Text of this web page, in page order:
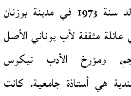
ولد سنة 1973 في مدينة بوزنان
عائلة مثقفة لأب يوناني الأصل
ومؤرخ الأدب نيكوس
هي أستاذة جامعية. كانت